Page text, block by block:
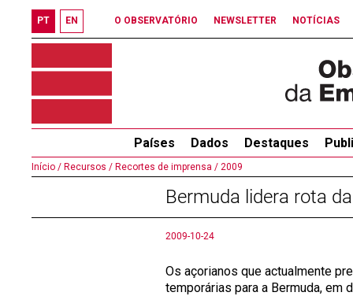
PT EN O OBSERVATÓRIO NEWSLETTER NOTÍCIAS
Países Dados Destaques
Início / Recursos / Recortes de imprensa / 2009
Bermuda lidera rota
2009-10-24
Os açorianos que actualmente
temporárias para a Bermuda, em